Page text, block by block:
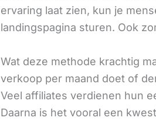
ervaring laat zien, kun je
landingspagina sturen. Ook
Wat deze methode krachtig
verkoop per maand doet of
Veel affiliates verdienen hun
Daarna is het vooral een